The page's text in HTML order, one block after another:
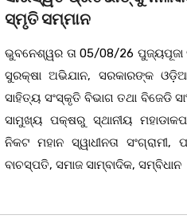
ପଣ୍ଡିତ ନୀଳକଣ୍ଠ ଦାଶ
ସୁଯୋଗ୍ଯ ସନ୍ତାନସତ୍ୟବାଦୀ
,ନବରବି ସମ ଉଜ୍ଜ୍ବଳମୟ
ନୀଳକଣ୍ଠ lଆଦର୍ଶ ଶିକ୍ଷକ,
ସୁଲେଖକସୁଉଜ୍ଜ୍ବଳ
ପ୍ରତି ଅକ୍ଷରରେମାଟି,ଜାତି କଥା
lସତ୍ୟବାଦୀ ର ବନବିଦ୍ୟାଳୟେ
ଚେତନା,ଅଜ୍ଞାନଅନ୍ଧାର ଦୂରୀଭୂତକଲବାଣ୍ଟି